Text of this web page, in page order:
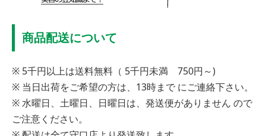
商品配送について
※ 5千円以上は送料無料（ 5千円未満 750円～)
※ 当日出荷をご希望の方は、13時まで にご連絡下さい。
※ 水曜日、土曜日、日曜日は、発送便がありません ので
ご注意ください。